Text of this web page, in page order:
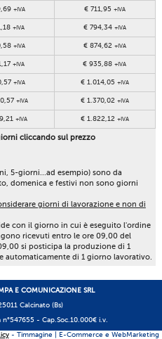
+IVA € 711,95 +IVA
+IVA € 794,34 +IVA
+IVA € 874,62 +IVA
+IVA € 935,88+IVA
+IVA € 1.014,05 +IVA
+IVA € 1.370,02 +IVA
+IVA € 1.822,12 +IVA
cliccando sul prezzo
5-giorni...ad esempio) sono da
domenica e festivi non sono giorni
giorni di lavorazione e non di
con il giorno in cui è eseguito l'ordine
ricevuti entro le ore 09,00 del
si posticipa la produzione di 1
automaticamente di 1 giorno lavorativo.
E COMUNICAZIONE SRL
Calcinato (Bs)
n°547655 - Cap.Soc.10.000€ i.v.
- Timmagine | E-Commerce e WebMarketing